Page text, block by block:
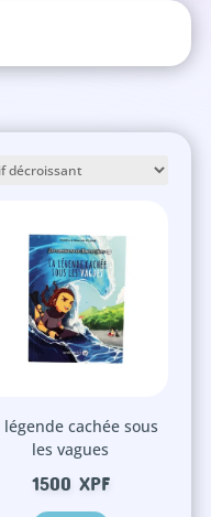
légende cachée sous
les vagues
1500 XPF